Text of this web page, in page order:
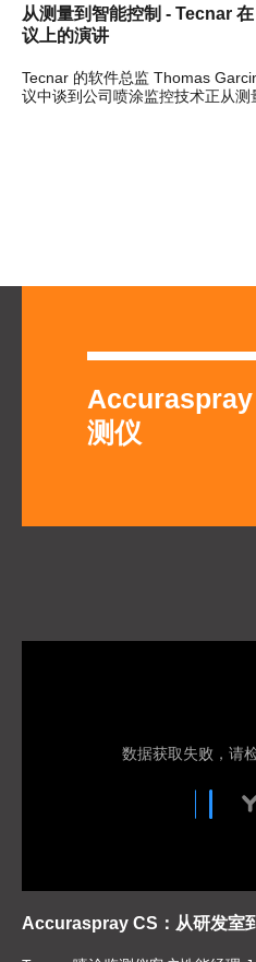
从测量到智能控制 - Tecnar
议上的演讲
Tecnar 的软件总监 Thomas
议中谈到公司喷涂监控技术正从测
Accuraspray
测仪
Accuraspray CS：从研发室